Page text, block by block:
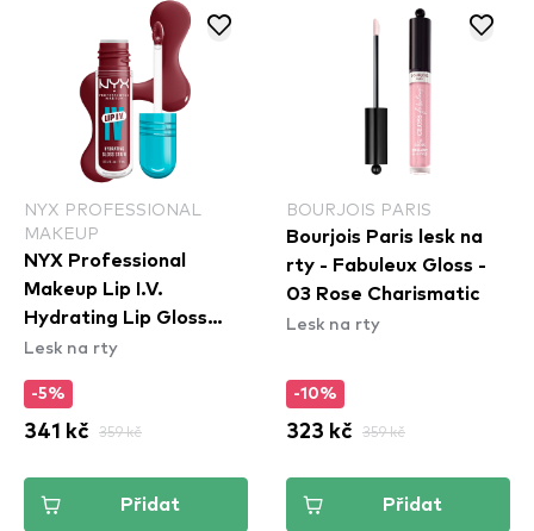
NYX PROFESSIONAL
MAKEUP
NYX Professional
Makeup Lip I.V.
Hydrating Lip Gloss
Stain - 08 Drippin In
Lesk na rty
-5%
341 kč 359 kč
Přidat
BOURJOIS PARIS
Bourjois Paris lesk na
rty - Fabuleux Gloss -
03 Rose Charismatic
Lesk na rty
-10%
323 kč 359 kč
Přidat